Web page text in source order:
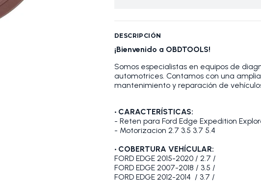
DESCRIPCIÓN
¡Bienvenido a OBDTOOLS!
Somos especialistas en equipos de
automotrices. Contamos con una
mantenimiento y reparación de
• CARACTERÍSTICAS:
- Reten para Ford Edge Expedition
- Motorizacion 2.7 3.5 3.7 5.4
• COBERTURA VEHÍCULAR:
FORD EDGE 2015-2020 / 2.7 /
FORD EDGE 2007-2018 / 3.5 /
FORD EDGE 2012-2014 / 3.7 /